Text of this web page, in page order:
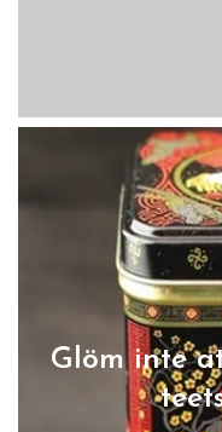
Glöm inte